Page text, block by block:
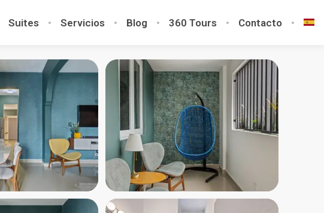
Suites Servicios Blog 360 Tours Contacto